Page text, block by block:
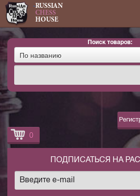
RUSSIAN
CHESS
HOUSE
Поиск товаров:
По названию
0
ПОДПИСАТЬСЯ НА